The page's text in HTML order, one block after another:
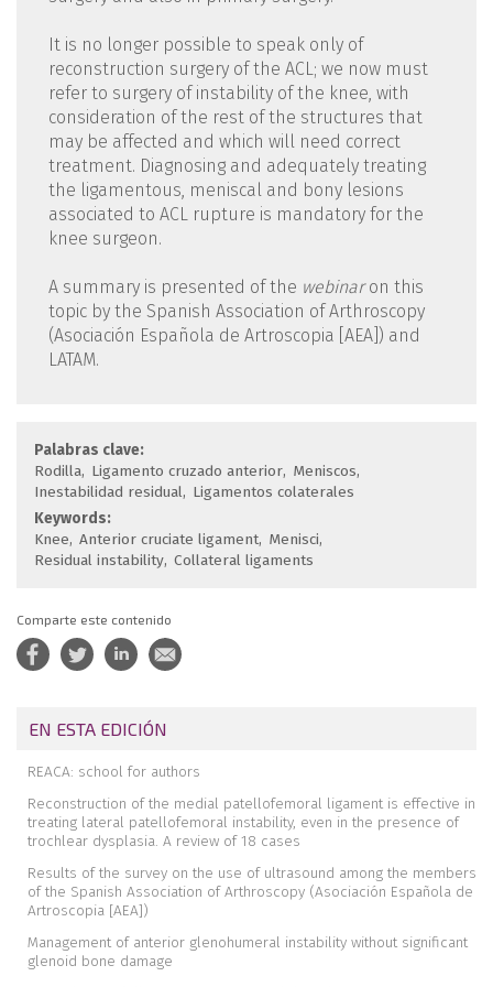
It is no longer possible to speak only of
reconstruction surgery of the ACL; we now must
refer to surgery of instability of the knee, with
consideration of the rest of the structures that
may be affected and which will need correct
treatment. Diagnosing and adequately treating
the ligamentous, meniscal and bony lesions
associated to ACL rupture is mandatory for the
knee surgeon.
A summary is presented of the webinaron this
topic by the Spanish Association of Arthroscopy
(Asociación Española de Artroscopia [AEA]) and
LATAM.
Palabras clave:
Rodilla Ligamento cruzado anterior Meniscos
Inestabilidad residual
Ligamentos colaterales
Keywords:
Knee Anterior cruciate ligament Menisci
Residual instability Collateral ligaments
Comparte este contenido
EN ESTA EDICIÓN
REACA: school for authors
Reconstruction of the medial patellofemoral ligament is effective in
treating lateral patellofemoral instability, even in the presence of
trochlear dysplasia. A review of 18 cases
Results of the survey on the use of ultrasound among the members
of the Spanish Association of Arthroscopy (Asociación Española de
Artroscopia [AEA])
Management of anterior glenohumeral instability without significant
glenoid bone damage